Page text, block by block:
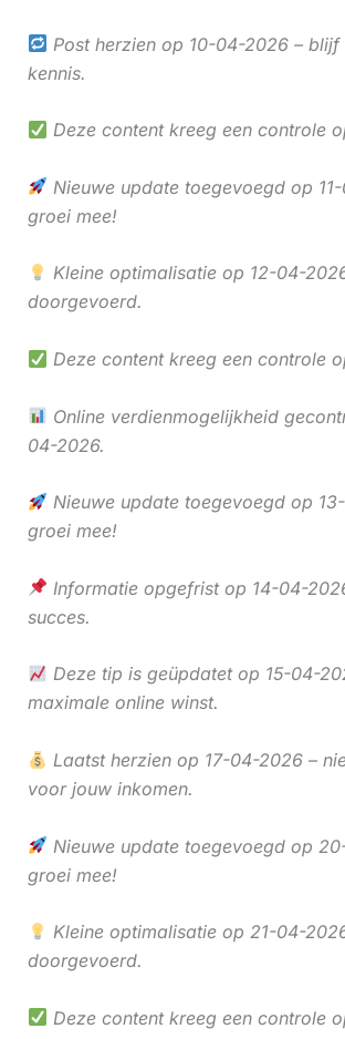
Post herzien op 10-04-2026 – blijf
kennis.
Deze content kreeg een controle
Nieuwe update toegevoegd op
groei mee!
Kleine optimalisatie op 12-04-
doorgevoerd.
Deze content kreeg een controle
Online verdienmogelijkheid
04-2026.
Nieuwe update toegevoegd op
groei mee!
Informatie opgefrist op 14-04-
succes.
Deze tip is geüpdatet op 15-04-
maximale online winst.
Laatst herzien op 17-04-2026 –
voor jouw inkomen.
Nieuwe update toegevoegd op
groei mee!
Kleine optimalisatie op 21-04-
doorgevoerd.
Deze content kreeg een controle